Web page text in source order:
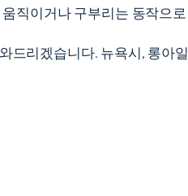
직이거나 구부리는 동작으
드리겠습니다. 뉴욕시, 롱